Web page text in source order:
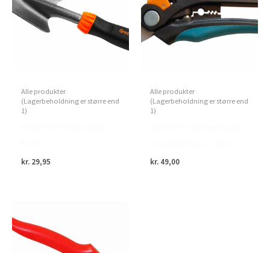
Alle produkter
(Lagerbeholdning er større end
1)
kr. 29,95
Alle produkter
(Lagerbeholdning er større end
1)
kr. 49,00